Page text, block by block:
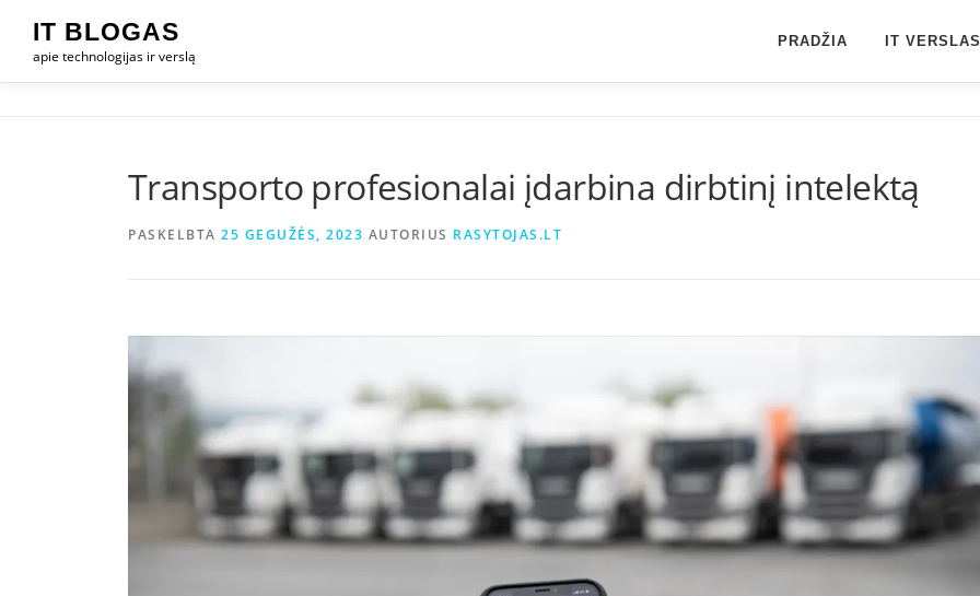
turinio
IT BLOGAS
apie technologijas ir verslą
PRADŽIA IT VERSLAS
Transporto profesionalai įdarbina dirbtinį intelektą
PASKELBTA 25 GEGUŽĖS, 2023 AUTORIUS RASYTOJAS.LT